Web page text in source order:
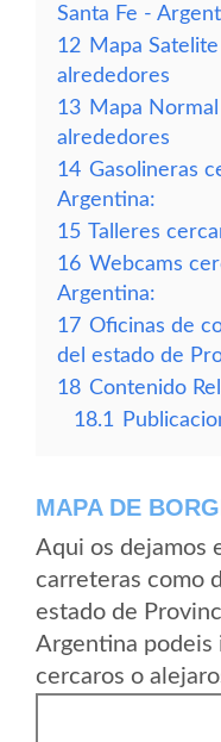
Santa Fe -
12 Mapa
alrededores
13 Mapa
alrededores
14 Gasolineras
Argentina:
15 Talleres
16 Webcams
Argentina:
17 Oficinas de
del estado de
18 Contenido
18.1
MAPA DE
Aqui os dejamos
carreteras como
estado de
Argentina podeis
cercaros o